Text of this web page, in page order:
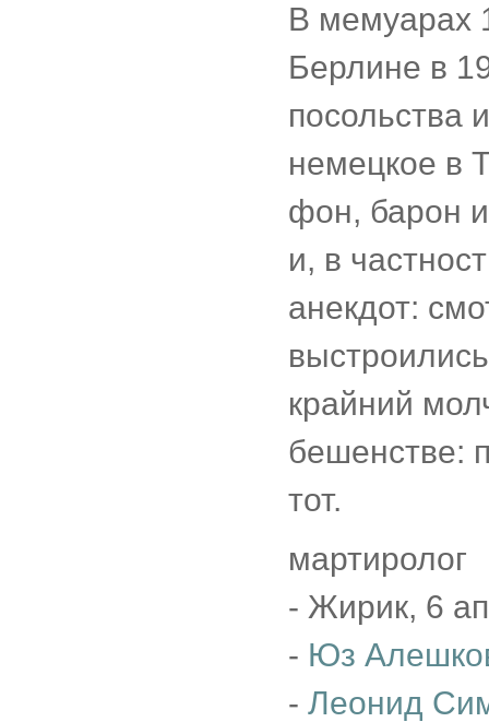
В мемуарах
Берлине в
посольства
немецкое в
фон, барон
и, в
анекдот:
крайний
бешенстве:
тот.
мартиролог
- Жирик, 6
- Юз
- Леонид